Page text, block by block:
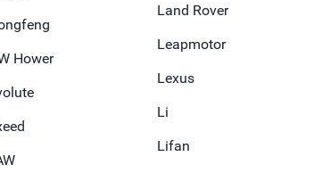
Hower
Land Rover
Leapmotor
Lexus
Li
Lifan